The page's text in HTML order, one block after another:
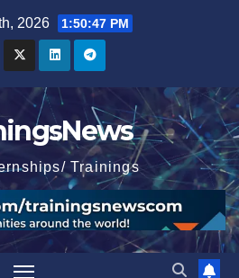
2026 1:50:48 PM
Trainings